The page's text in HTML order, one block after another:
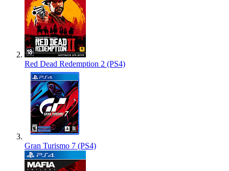
Red Dead Redemption 2 (PS4)
Gran Turismo 7 (PS4)